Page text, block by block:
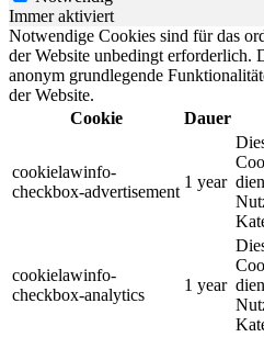
Immer aktiviert
Notwendige Cookies sind für das
der Website unbedingt erforderlich.
anonym grundlegende
der Website.
Cookie
Dauer
cookielawinfo-
checkbox-advertisement
1 year
cookielawinfo-
checkbox-analytics
1 year